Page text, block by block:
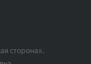
сторона».